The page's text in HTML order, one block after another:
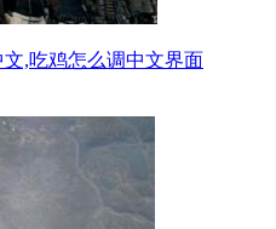
文,吃鸡怎么调中文界面